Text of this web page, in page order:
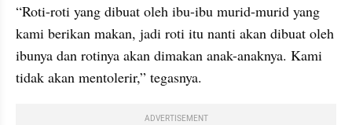
“Roti-roti yang dibuat oleh ibu-ibu murid-murid yang
kami berikan makan, jadi roti itu nanti akan dibuat oleh
ibunya dan rotinya akan dimakan anak-anaknya. Kami
tidak akan mentolerir,” tegasnya.
ADVERTISEMENT